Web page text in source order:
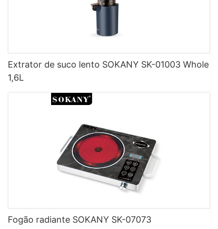
Extrator de suco lento SOKANY SK-01003 Whole
1,6L
Fogão radiante SOKANY SK-07073